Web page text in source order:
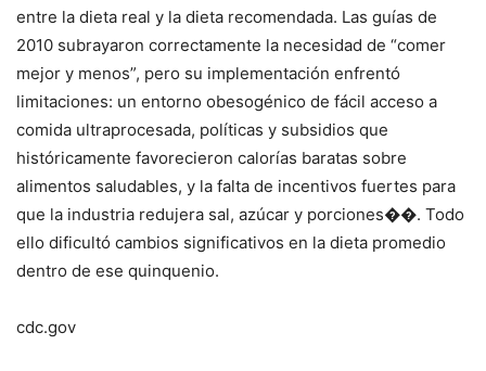
entre la dieta real y la dieta recomendada. Las guías de
2010 subrayaron correctamente la necesidad de “comer
mejor y menos”, pero su implementación enfrentó
limitaciones: un entorno obesogénico de fácil acceso a
comida ultraprocesada, políticas y subsidios que
históricamente favorecieron calorías baratas sobre
alimentos saludables, y la falta de incentivos fuertes para
que la industria redujera sal, azúcar y porciones��. Todo
ello dificultó cambios significativos en la dieta promedio
dentro de ese quinquenio.
cdc.gov